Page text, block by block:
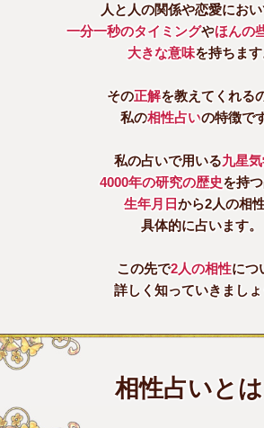
人と人の関係や恋愛におい
一分一秒のタイミングやほんの
大きな意味を持ちます
その正解を教えてくれる
私の相性占いの特徴で
私の占いで用いる九星
4000年の研究の歴史を持つ
生年月日から2人の相
具体的に占います。
この先で2人の相性につ
詳しく知っていきましょ
相性占いとは